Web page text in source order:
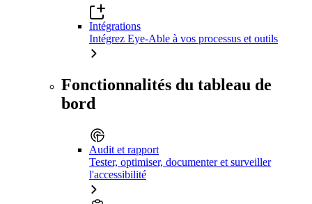
Intégrations
Intégrez Eye-Able à vos processus et outils
Fonctionnalités du tableau de
bord
Audit et rapport
Tester, optimiser, documenter et surveiller
l'accessibilité